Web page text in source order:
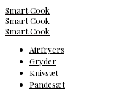
Smart Cook
Smart Cook
Smart Cook
Airfryers
Gryder
Knivsæt
Pandesæt